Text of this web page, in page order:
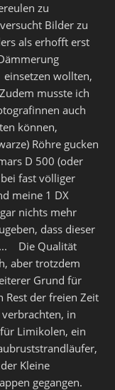
zu
Bilder zu
als erhofft erst
wollten,
musste ich
auch
können,
Röhre gucken
D 500 (oder
fast völliger
meine 1 DX
nichts mehr
dass dieser
Die Qualität
aber trotzdem
Grund für
Rest der freien Zeit
in
Limikolen, ein
Kleine
gegangen.